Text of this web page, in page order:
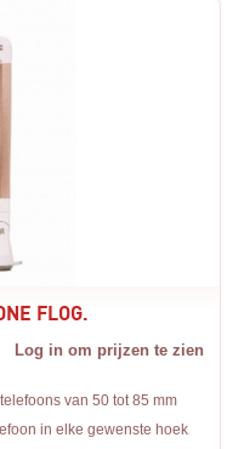
FLOG.
Log in om prijzen te zien
van 50 tot 85 mm
in elke gewenste hoek